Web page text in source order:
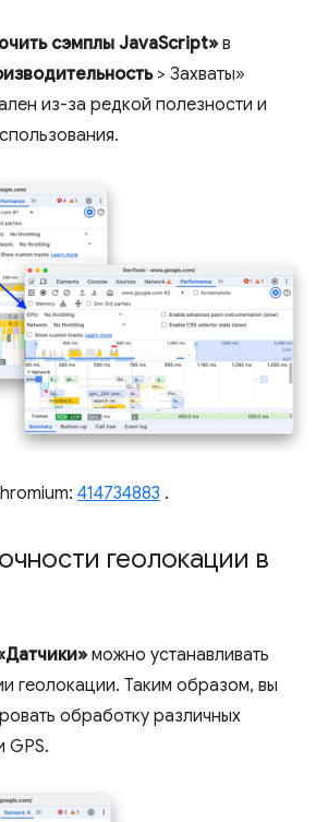
сэмплы JavaScript» в
> Захваты»
из-за редкой полезности и
414734883 .
геолокации в
можно устанавливать
геолокации. Таким образом, вы
обработку различных
GPS.